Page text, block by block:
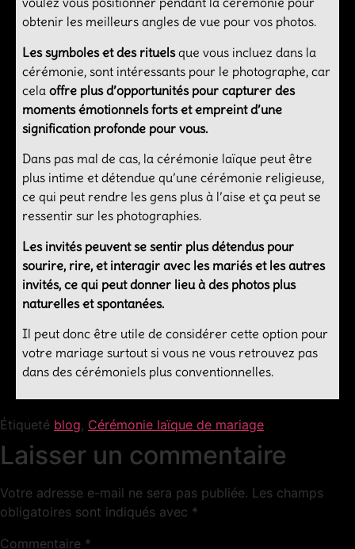
obtenir les meilleurs angles de vue pour vos photos.
Les symboles et des rituelsque vous incluez dans la
cérémonie, sont intéressants pour le photographe, car
celaoffre plus d’opportunités pour capturer des
moments émotionnels forts et empreint d’une
signification profonde pour vous.
Dans pas mal de cas, la cérémonie laïque peut être
plus intime et détendue qu’une cérémonie religieuse,
ce qui peut rendre les gens plus à l’aise et ça peut se
ressentir sur les photographies.
Les invités peuvent se sentir plus détendus pour
sourire, rire, et interagir avec les mariés et les autres
invités, ce qui peut donner lieu à des photos plus
naturelles et spontanées.
Il peut donc être utile de considérer cette option pour
votre mariage surtout si vous ne vous retrouvez pas
dans des cérémoniels plus conventionnelles.
Étiqueté blog, Cérémonie laïque de mariage
Laisser un commentaire
Votre adresse e-mail ne sera pas publiée. Les champs
obligatoires sont indiqués avec *
Commentaire *